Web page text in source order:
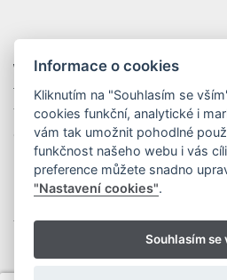
WOLIP CZECH REPUBLIC
tř. Kosmonautů 1288/1
779 00 Olomouc
Česká Republika
Copyright © 2026 WOLIP s.r.o.|
Informace o cookies
Kliknutím na "Souhlasím se
cookies funkční, analytické i
vám tak umožnit pohodlné
funkčnost našeho webu i vás
preference můžete snadno
"Nastavení cookies".
Souhlasím se